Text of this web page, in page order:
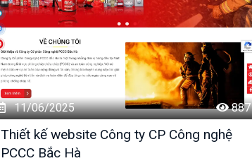
11/06/2025 887
Thiết kế website Công ty CP Công nghệ
PCCC Bắc Hà